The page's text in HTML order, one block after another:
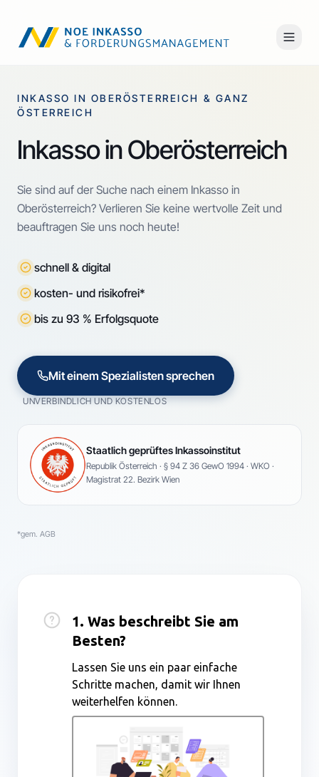
INKASSO IN OBERÖSTERREICH & GANZ
ÖSTERREICH
Inkasso in Oberösterreich
Sie sind auf der Suche nach einem Inkasso in
Oberösterreich? Verlieren Sie keine wertvolle Zeit und
beauftragen Sie uns noch heute!
schnell & digital
kosten- und risikofrei*
bis zu 93 % Erfolgsquote
Mit einem Spezialisten sprechen
UNVERBINDLICH UND KOSTENLOS
Staatlich geprüftes Inkassoinstitut
Republik Österreich · § 94 Z 36 GewO 1994 · WKO ·
Magistrat 22. Bezirk Wien
*gem. AGB